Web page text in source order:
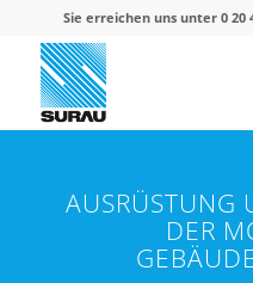
Sie erreichen uns unter 0 20
AUSRÜSTUNG
DER